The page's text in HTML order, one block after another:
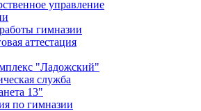
управление
гимназии
аттестация
"Ладожский"
служба
13"
по гимназии